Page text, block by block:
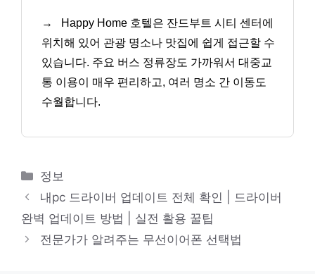
→
Happy Home 호텔은 잔드부트 시티 센터에
위치해 있어 관광 명소나 맛집에 쉽게 접근할 수
있습니다. 주요 버스 정류장도 가까워서 대중교
통 이용이 매우 편리하고, 여러 명소 간 이동도
수월합니다.
카
테
리
정보
내pc 드라이버 업데이트 전체 확인 | 드라이버
완벽 업데이트 방법 | 실전 활용 꿀팁
전문가가 알려주는 무선이어폰 선택법